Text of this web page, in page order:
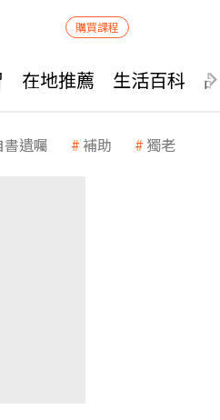
購買課程
在地推薦 生活百科
書遺囑 補助 獨老